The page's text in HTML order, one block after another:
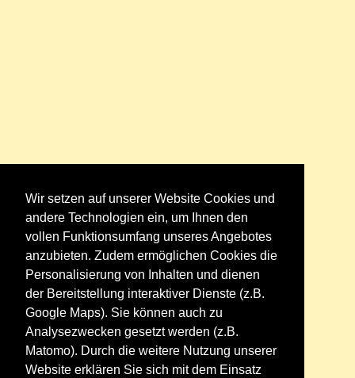
Wir setzen auf unserer Website Cookies und
andere Technologien ein, um Ihnen den
vollen Funktionsumfang unseres Angebotes
anzubieten. Zudem ermöglichen Cookies die
Personalisierung von Inhalten und dienen
der Bereitstellung interaktiver Dienste (z.B.
Google Maps). Sie können auch zu
Analysezwecken gesetzt werden (z.B.
Matomo). Durch die weitere Nutzung unserer
Website erklären Sie sich mit dem Einsatz